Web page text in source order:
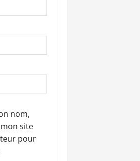
nom,
site
pour